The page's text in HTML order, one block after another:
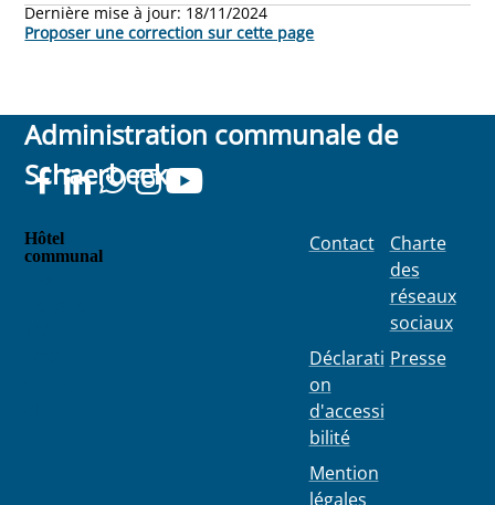
Dernière mise à jour: 18/11/2024
Proposer une correction sur cette page
Administration communale de
Schaerbeek
Hôtel
communal
Contact
Déclarati
on
d'accessi
bilité
Mention
légales
Charte
des
réseaux
sociaux
Presse